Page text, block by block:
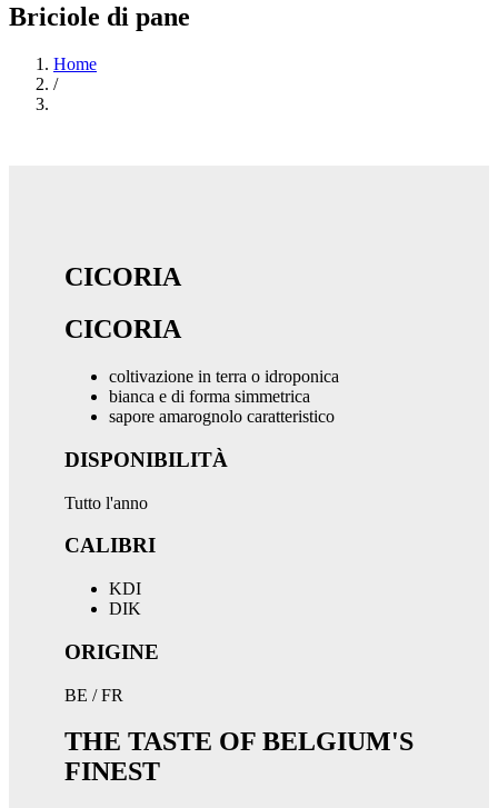
Briciole di pane
Home
/
CICORIA
CICORIA
coltivazione in terra o idroponica
bianca e di forma simmetrica
sapore amarognolo caratteristico
DISPONIBILITÀ
Tutto l'anno
CALIBRI
KDI
DIK
ORIGINE
BE / FR
THE TASTE OF BELGIUM'S
FINEST